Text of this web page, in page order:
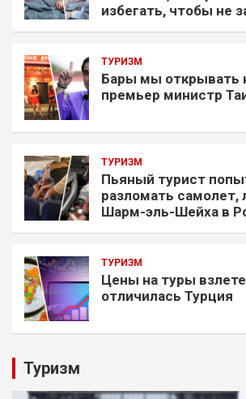
избегать, чтобы не
ТУРИЗМ
Бары мы открывать
премьер министр
ТУРИЗМ
Пьяный турист
разломать самолет,
Шарм-эль-Шейха в
ТУРИЗМ
Цены на туры
отличилась Турция
Туризм